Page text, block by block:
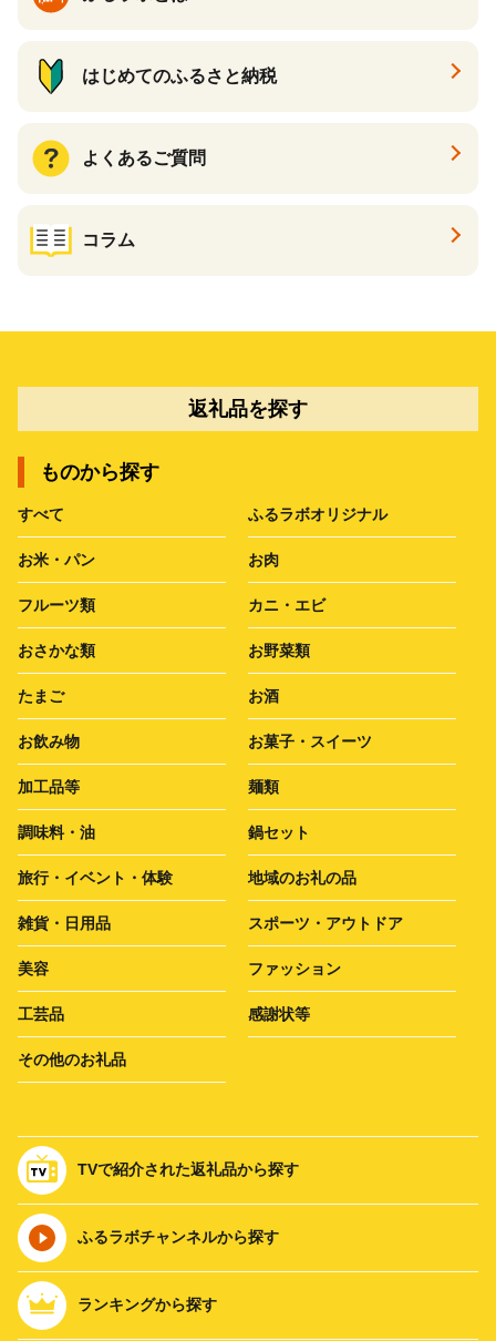
はじめてのふるさと納税
よくあるご質問
コラム
返礼品を探す
ものから探す
すべて ふるラボオリジナル
お米・パン お肉
フルーツ類 カニ・エビ
おさかな類 お野菜類
たまご お酒
お飲み物 お菓子・スイーツ
加工品等 麺類
調味料・油 鍋セット
旅行・イベント・体験 地域のお礼の品
雑貨・日用品 スポーツ・アウトドア
美容 ファッション
工芸品 感謝状等
その他のお礼品
TVで紹介された返礼品から探す
ふるラボチャンネルから探す
ランキングから探す